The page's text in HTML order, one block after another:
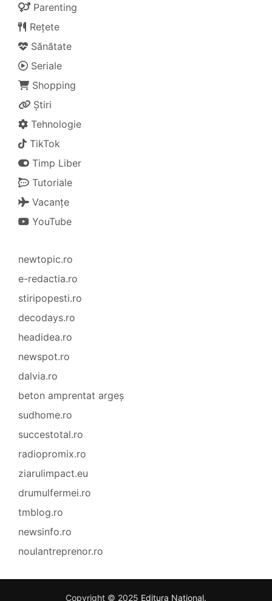
Parenting
Rețete
Sănătate
Seriale
Shopping
Știri
Tehnologie
TikTok
Timp Liber
Tutoriale
Vacanțe
YouTube
newtopic.ro
e-redactia.ro
stiripopesti.ro
decodays.ro
headidea.ro
newspot.ro
dalvia.ro
beton amprentat argeș
sudhome.ro
succestotal.ro
radiopromix.ro
ziarulimpact.eu
drumulfermei.ro
tmblog.ro
newsinfo.ro
noulantreprenor.ro
Copyright © 2025 Editura Național.